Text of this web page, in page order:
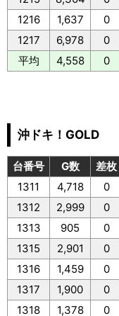
1216
1,637 0
1217
6,978 0
平均
4,558 0
沖ドキ！GOLD
台番号 G数 差枚
1311
4,718 0
1312
2,999 0
1313
905 0
1315
2,901 0
1316
1,459 0
1317
1,900 0
1318
1,378 0